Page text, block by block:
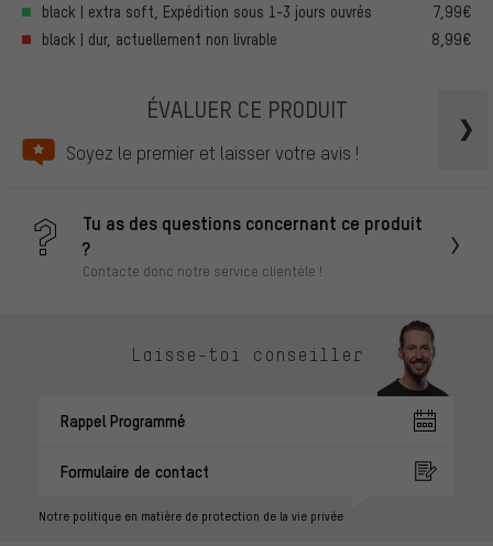
black | extra soft, Expédition sous 1-3 jours ouvrés
7,99€
black | dur, actuellement non livrable
8,99€
ÉVALUER CE PRODUIT
Soyez le premier et laisser votre avis !
Tu as des questions concernant ce produit
?
Contacte donc notre service clientèle !
Laisse-toi conseiller
Rappel Programmé
Formulaire de contact
Notre politique en matière de protection de la vie privée